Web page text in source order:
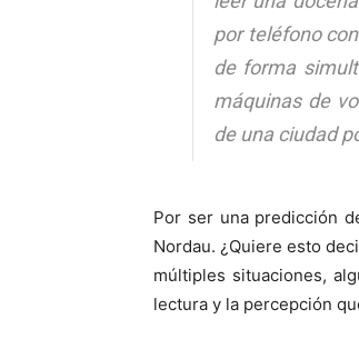
por teléfono
de forma
máquinas de
de una ciudad
Por ser una predicción
Nordau. ¿Quiere esto
múltiples situaciones,
lectura y la percepción